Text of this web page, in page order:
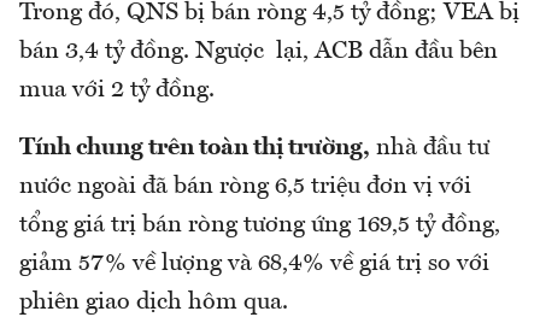
Trong đó, QNS bị bán ròng 4,5 tỷ đồng; VEA bị
bán 3,4 tỷ đồng. Ngược lại, ACB dẫn đầu bên
mua với 2 tỷ đồng.
Tính chung trên toàn thị trường, nhà đầu tư
nước ngoài đã bán ròng 6,5 triệu đơn vị với
tổng giá trị bán ròng tương ứng 169,5 tỷ đồng,
giảm 57% về lượng và 68,4% về giá trị so với
phiên giao dịch hôm qua.